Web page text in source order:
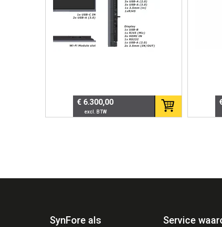
Geschikt voor dagelijks
Past perfect binnen strakke en
Type
Display
€ 6.300,00
SynFore als
Service